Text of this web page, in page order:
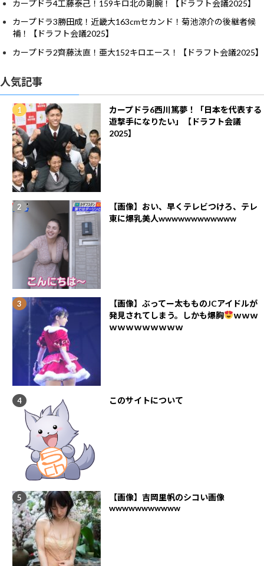
カープドラ4工藤泰己！159キロ北の剛腕！【ドラフト会議2025】
カープドラ3勝田成！近畿大163cmセカンド！菊池涼介の後継者候
補！【ドラフト会議2025】
カープドラ2齊藤汰直！亜大152キロエース！【ドラフト会議2025】
人気記事
カープドラ6西川篤夢！「日本を代表する
遊撃手になりたい」【ドラフト会議
2025】
【画像】おい、早くテレビつけろ、テレ
東に爆乳美人wwwwwwwwwwww
【画像】ぶってー太もものJCアイドルが
発見されてしまう。しかも爆胸
ｗｗｗ
ｗｗｗｗｗｗｗｗｗ
このサイトについて
【画像】吉岡里帆のシコい画像
wwwwwwwwwww